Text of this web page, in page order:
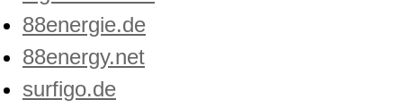
88energie.de
88energy.net
surfigo.de